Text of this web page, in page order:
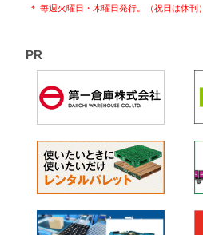
＊ 毎週火曜日・木曜日発行。（祝日は休刊）